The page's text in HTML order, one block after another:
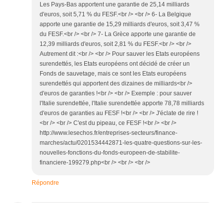
Les Pays-Bas apportent une garantie de 25,14 milliards
d'euros, soit 5,71 % du FESF.<br /> <br /> 6- La Belgique
apporte une garantie de 15,29 milliards d'euros, soit 3,47 %
du FESF.<br /> <br /> 7- La Grèce apporte une garantie de
12,39 milliards d'euros, soit 2,81 % du FESF.<br /> <br />
Autrement dit :<br /> <br /> Pour sauver les Etats européens
surendettés, les Etats européens ont décidé de créer un
Fonds de sauvetage, mais ce sont les Etats européens
surendettés qui apportent des dizaines de milliards<br />
d'euros de garanties !<br /> <br /> Exemple : pour sauver
l'Italie surendettée, l'Italie surendettée apporte 78,78 milliards
d'euros de garanties au FESF !<br /> <br /> J'éclate de rire !
<br /> <br /> C'est du pipeau, ce FESF !<br /> <br />
http://www.lesechos.fr/entreprises-secteurs/finance-
marches/actu/0201534442871-les-quatre-questions-sur-les-
nouvelles-fonctions-du-fonds-europeen-de-stabilite-
financiere-199279.php<br /> <br /> <br />
Répondre